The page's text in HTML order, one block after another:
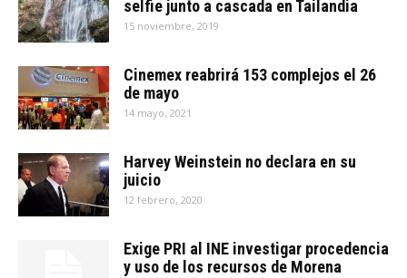
selfie junto a cascada en Tailandia
15 noviembre, 2019
Cinemex reabrirá 153 complejos el 26
de mayo
14 mayo, 2021
Harvey Weinstein no declara en su
juicio
12 febrero, 2020
Exige PRI al INE investigar procedencia
y uso de los recursos de Morena